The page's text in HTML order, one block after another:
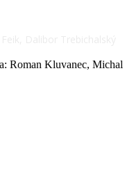
Roman Kluvanec, Michal